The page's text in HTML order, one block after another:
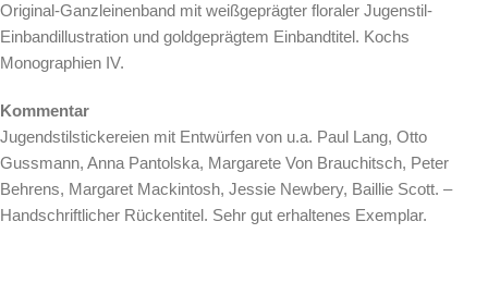
Original-Ganzleinenband mit weißgeprägter floraler Jugenstil-
Einbandillustration und goldgeprägtem Einbandtitel. Kochs
Monographien IV.
Kommentar
Jugendstilstickereien mit Entwürfen von u.a. Paul Lang, Otto
Gussmann, Anna Pantolska, Margarete Von Brauchitsch, Peter
Behrens, Margaret Mackintosh, Jessie Newbery, Baillie Scott. –
Handschriftlicher Rückentitel. Sehr gut erhaltenes Exemplar.